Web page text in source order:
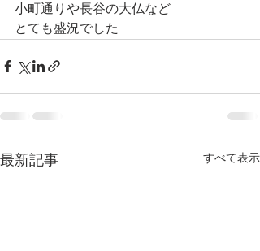
小町通りや長谷の大仏など
とても盛況でした
最新記事 すべて表示